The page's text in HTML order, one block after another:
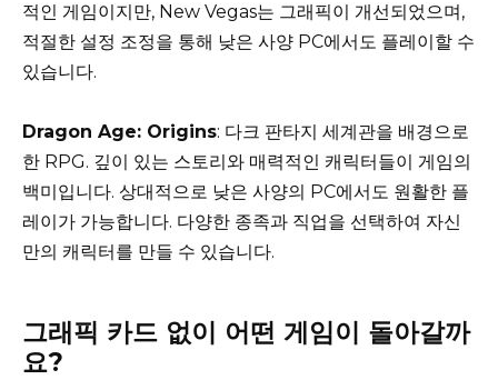
적인 게임이지만, New Vegas는 그래픽이 개선되었으며,
적절한 설정 조정을 통해 낮은 사양 PC에서도 플레이할 수
있습니다.
Dragon Age: Origins: 다크 판타지 세계관을 배경으로
한 RPG. 깊이 있는 스토리와 매력적인 캐릭터들이 게임의
백미입니다. 상대적으로 낮은 사양의 PC에서도 원활한 플
레이가 가능합니다. 다양한 종족과 직업을 선택하여 자신
만의 캐릭터를 만들 수 있습니다.
그래픽 카드 없이 어떤 게임이 돌아갈까
요?